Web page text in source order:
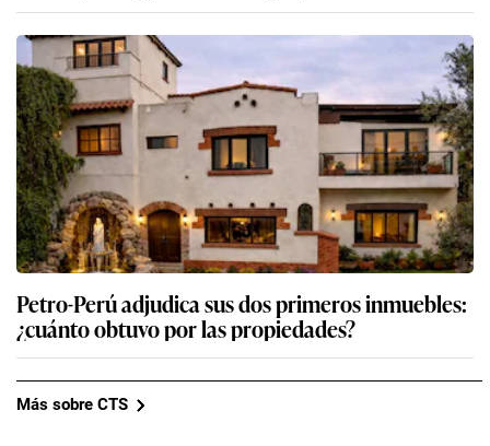
Petro-Perú adjudica sus dos primeros inmuebles:
¿cuánto obtuvo por las propiedades?
Más sobre CTS